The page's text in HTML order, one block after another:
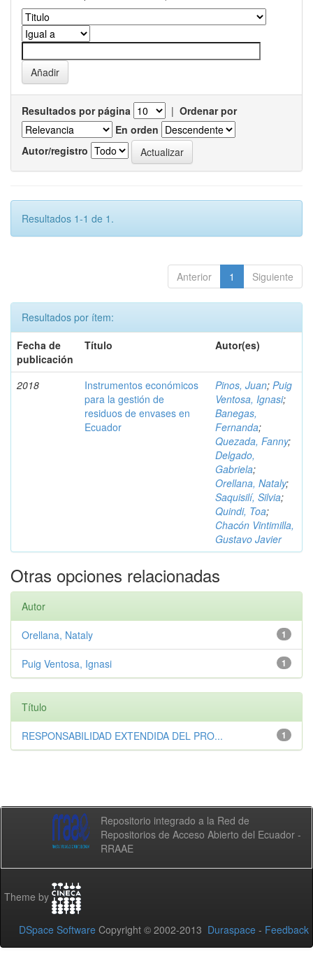
Resultados por página | Ordenar por
En orden
Autor/registro
Resultados 1-1 de 1.
Anterior 1 Siguiente
Resultados por ítem:
Fecha de
publicación
Título Autor(es)
2018
Instrumentos económicos
para la gestión de
residuos de envases en
Ecuador
Pinos, Juan; Puig
Ventosa, Ignasi;
Banegas,
Fernanda;
Quezada, Fanny;
Delgado,
Gabriela;
Orellana, Nataly;
Saquisilí, Silvia;
Quindi, Toa;
Chacón Vintimilla,
Gustavo Javier
Otras opciones relacionadas
Autor
1
Orellana, Nataly
1
Puig Ventosa, Ignasi
Título
1
RESPONSABILIDAD EXTENDIDA DEL PRO...
Repositorio integrado a la Red de
Repositorios de Acceso Abierto del Ecuador -
RRAAE
Theme by
DSpace Software Copyright © 2002-2013 Duraspace - Feedback